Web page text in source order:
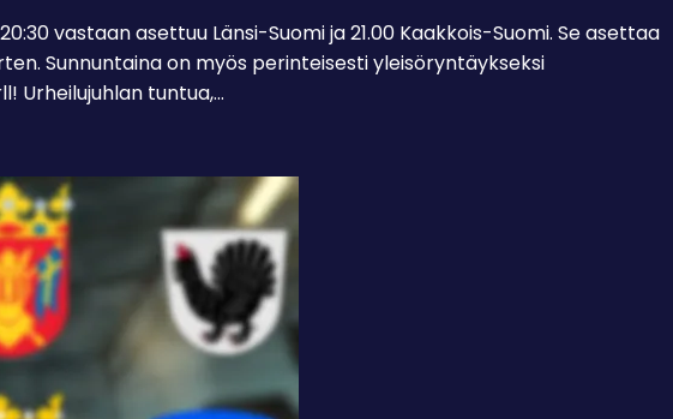
vastaan asettuu Länsi-Suomi ja 21.00 Kaakkois-Suomi. Se asettaa
Sunnuntaina on myös perinteisesti yleisöryntäykseksi
Urheilujuhlan tuntua,…